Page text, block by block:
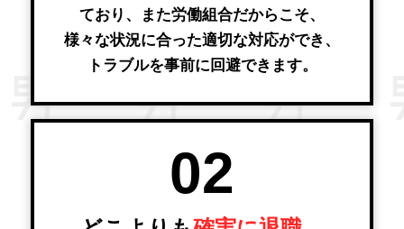
ており、また労働組合だからこそ、
様々な状況に合った適切な対応ができ、
トラブルを事前に回避できます。
02